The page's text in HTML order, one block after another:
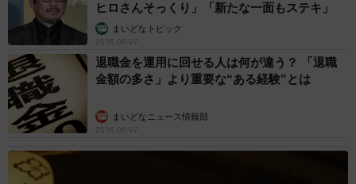
ヒロさんそっくり」「新たな一面もステキ」
まいどなトピック
2026.08.07
退職金を運用に回せる人は何が違う？ 「退職
金額の多さ」より重要な“ある経験”とは
まいどなニュース情報部
2026.08.07